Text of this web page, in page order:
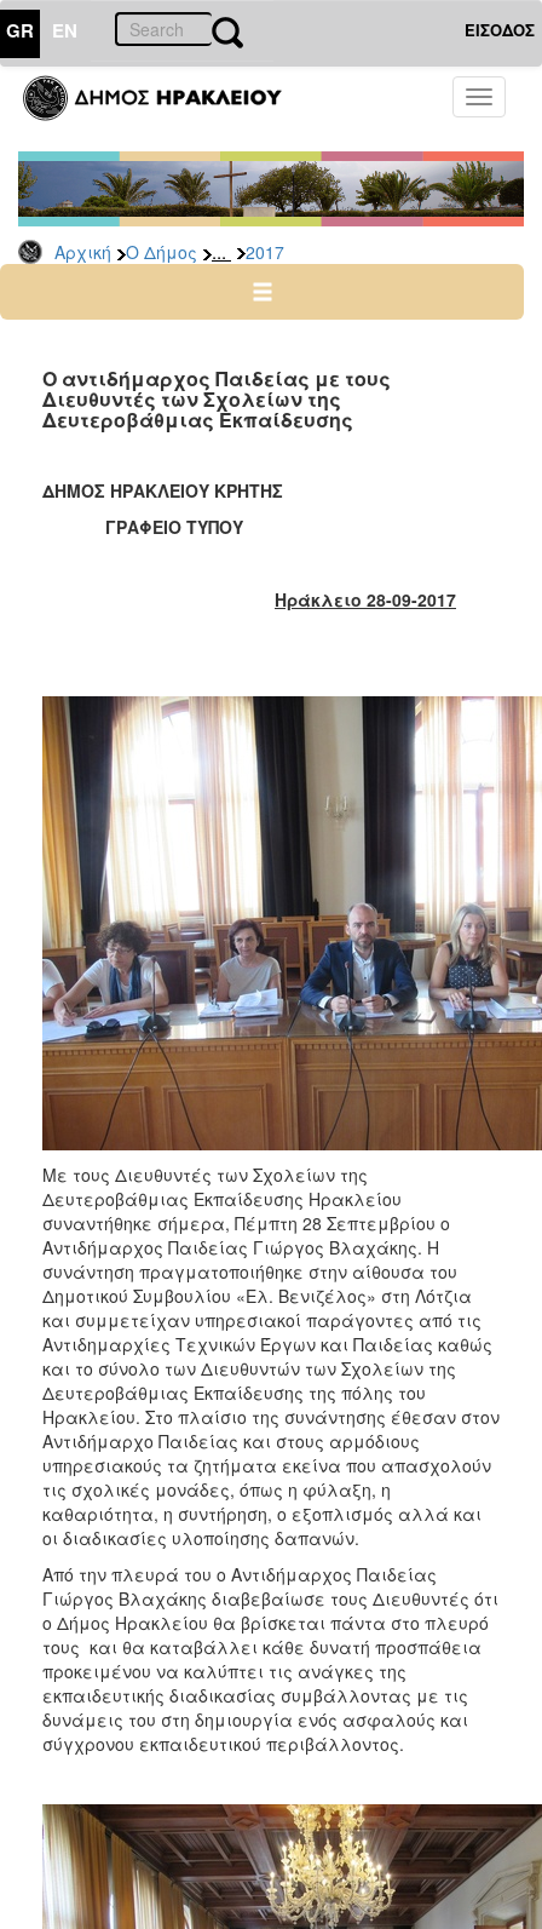
GR EN ΕΙΣΟΔΟΣ
Toggle
Αρχική Ο Δήμος ... 2017
ΔΗΜΟΣ
Δελτία
Τύπου
Αρχείο
2026
2024
2022
2021
2013
2012
2011
2010
2006
ΤΟΠΟΣ
ΠΟΛΙΤΙΣΜΟΣ
ΑΝΘΕΚΤΙΚΗ
Ο αντιδήμαρχος Παιδείας με τους
Διευθυντές των Σχολείων της
Δευτεροβάθμιας Εκπαίδευσης
ΔΗΜΟΣ ΗΡΑΚΛΕΙΟΥ ΚΡΗΤΗΣ
ΓΡΑΦΕΙΟ ΤΥΠΟΥ
Ηράκλειο 28-09-2017
Με τους Διευθυντές των Σχολείων της
Δευτεροβάθμιας Εκπαίδευσης Ηρακλείου
συναντήθηκε σήμερα, Πέμπτη 28 Σεπτεμβρίου ο
Αντιδήμαρχος Παιδείας Γιώργος Βλαχάκης. Η
συνάντηση πραγματοποιήθηκε στην αίθουσα του
Δημοτικού Συμβουλίου «Ελ. Βενιζέλος» στη Λότζια
και συμμετείχαν υπηρεσιακοί παράγοντες από τις
Αντιδημαρχίες Τεχνικών Έργων και Παιδείας καθώς
και το σύνολο των Διευθυντών των Σχολείων της
Δευτεροβάθμιας Εκπαίδευσης της πόλης του
Ηρακλείου. Στο πλαίσιο της συνάντησης έθεσαν στον
Αντιδήμαρχο Παιδείας και στους αρμόδιους
υπηρεσιακούς τα ζητήματα εκείνα που απασχολούν
τις σχολικές μονάδες, όπως η φύλαξη, η
καθαριότητα, η συντήρηση, ο εξοπλισμός αλλά και
οι διαδικασίες υλοποίησης δαπανών.
Από την πλευρά του ο Αντιδήμαρχος Παιδείας
Γιώργος Βλαχάκης διαβεβαίωσε τους Διευθυντές ότι
ο Δήμος Ηρακλείου θα βρίσκεται πάντα στο πλευρό
τους και θα καταβάλλει κάθε δυνατή προσπάθεια
προκειμένου να καλύπτει τις ανάγκες της
εκπαιδευτικής διαδικασίας συμβάλλοντας με τις
δυνάμεις του στη δημιουργία ενός ασφαλούς και
σύγχρονου εκπαιδευτικού περιβάλλοντος.